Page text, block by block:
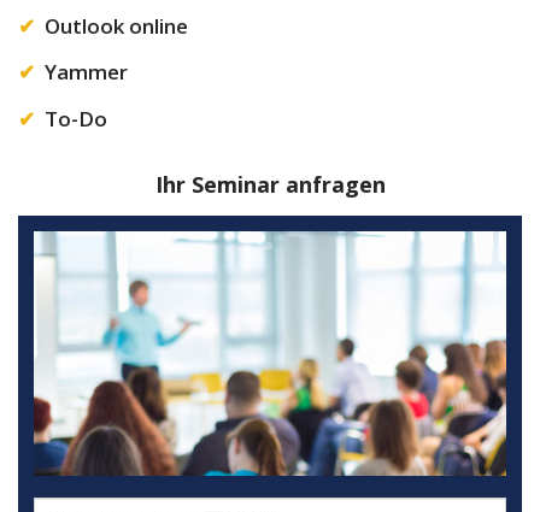
Outlook online
Yammer
To-Do
Ihr Seminar anfragen